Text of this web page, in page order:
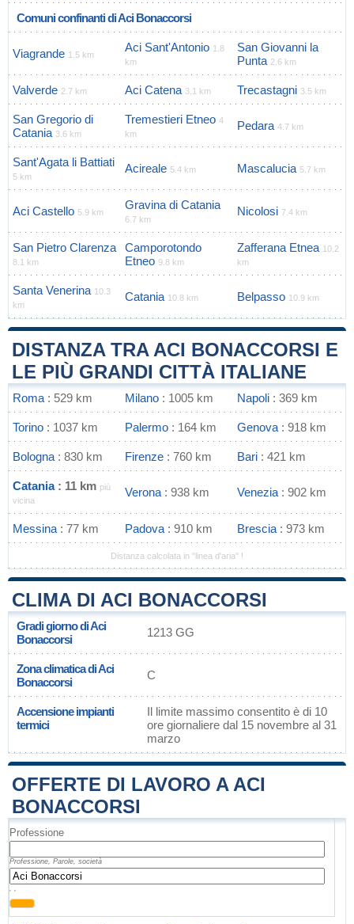
Comuni confinanti di Aci Bonaccorsi
Viagrande 1.5 km
Aci Sant'Antonio 1.8
km
San Giovanni la
Punta 2.6 km
Valverde 2.7 km Aci Catena 3.1 km Trecastagni 3.5 km
San Gregorio di
Catania 3.6 km
Tremestieri Etneo 4
km
Pedara 4.7 km
Sant'Agata li Battiati
5 km
Acireale 5.4 km Mascalucia 5.7 km
Aci Castello 5.9 km
Gravina di Catania
6.7 km
Nicolosi 7.4 km
San Pietro Clarenza
8.1 km
Camporotondo
Etneo 9.8 km
Zafferana Etnea 10.2
km
Santa Venerina 10.3
km
Catania 10.8 km Belpasso 10.9 km
DISTANZA TRA ACI BONACCORSI E
LE PIÙ GRANDI CITTÀ ITALIANE
Roma : 529 km Milano : 1005 km Napoli : 369 km
Torino : 1037 km Palermo : 164 km Genova : 918 km
Bologna : 830 km Firenze : 760 km Bari : 421 km
Catania: 11 km più
vicina
Verona : 938 km Venezia : 902 km
Messina : 77 km Padova : 910 km Brescia : 973 km
Distanza calcolata in "linea d'aria" !
CLIMA DI ACI BONACCORSI
Gradi giorno di Aci
Bonaccorsi
1213 GG
Zona climatica di Aci
Bonaccorsi
C
Accensione impianti
termici
Il limite massimo consentito è di 10
ore giornaliere dal 15 novembre al 31
marzo
OFFERTE DI LAVORO A ACI
BONACCORSI
Professione
Professione, Parole, società
, ,